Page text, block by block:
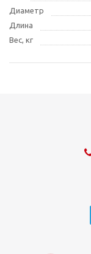
Диаметр
Длина
Вес, кг